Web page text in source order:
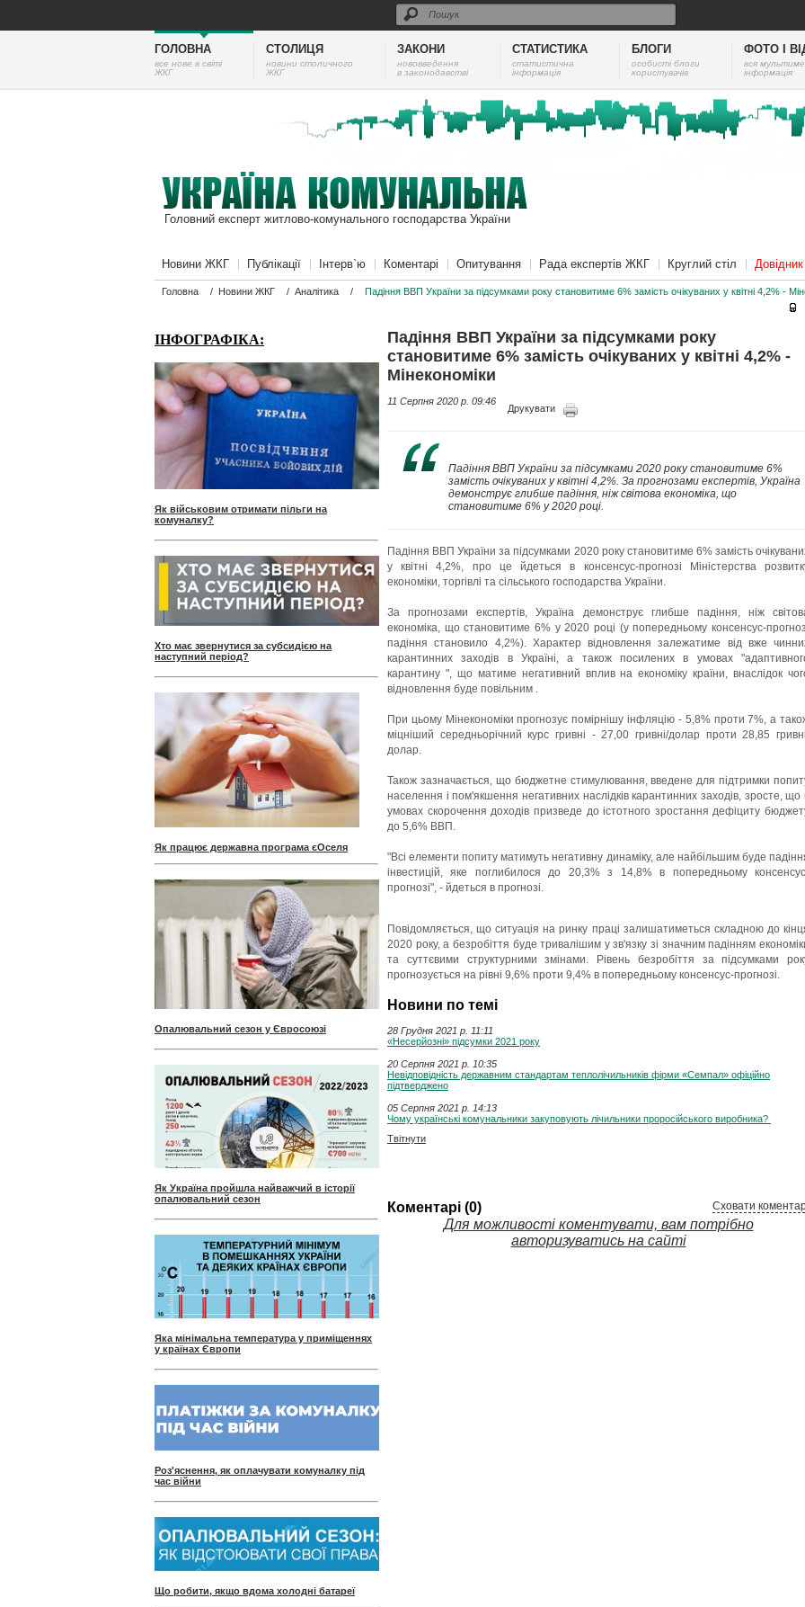
ГОЛОВНА
все нове в світі
ЖКГ
СТОЛИЦЯ
новини столичного
ЖКГ
ЗАКОНИ
нововведення
в законодавстві
СТАТИСТИКА
cтатистична
інформація
БЛОГИ
особисті блоги
користувачів
ФОТО І
вся
інформація
Головний експерт житлово-комунального господарства України
Новини ЖКГ Публікації Інтерв`ю Коментарі Опитування Рада експертів ЖКГ Круглий стіл
Головна / Новини ЖКГ / Аналітика /
Падіння ВВП України за підсумками року становитиме 6% замість очікуваних у квітні 4,2% -
ІНФОГРАФІКА:
Як військовим отримати пільги на
комуналку?
Хто має звернутися за субсидією на
наступний період?
Як працює державна програма єОселя
Опалювальний сезон у Євросоюзі
Як Україна пройшла найважчий в історії
опалювальний сезон
Яка мінімальна температура у приміщеннях
у країнах Європи
Роз'яснення, як оплачувати комуналку під
час війни
Що робити, якщо вдома холодні батареї
Падіння ВВП України за підсумками року
становитиме 6% замість очікуваних у квітні 4,2% -
Мінекономіки
11 Серпня 2020 p. 09:46
Друкувати
Падіння ВВП України за підсумками 2020 року становитиме 6%
замість очікуваних у квітні 4,2%. За прогнозами експертів, Україна
демонструє глибше падіння, ніж світова економіка, що
становитиме 6% у 2020 році.
Падіння ВВП України за підсумками 2020 року становитиме 6% замість
у квітні 4,2%, про це йдеться в консенсус-прогнозі Міністерства
економіки, торгівлі та сільського господарства України.
За прогнозами експертів, Україна демонструє глибше падіння, ніж
економіка, що становитиме 6% у 2020 році (у попередньому консенсус-
падіння становило 4,2%). Характер відновлення залежатиме від вже
карантинних заходів в Україні, а також посилених в умовах
карантину ", що матиме негативний вплив на економіку країни, внаслідок
відновлення буде повільним .
При цьому Мінекономіки прогнозує помірнішу інфляцію - 5,8% проти 7%, а
міцніший середньорічний курс гривні - 27,00 гривні/долар проти 28,85
долар.
Також зазначається, що бюджетне стимулювання, введене для підтримки
населення і пом'якшення негативних наслідків карантинних заходів, зросте, що
умовах скорочення доходів призведе до істотного зростання дефіциту
до 5,6% ВВП.
"Всі елементи попиту матимуть негативну динаміку, але найбільшим буде
інвестицій, яке поглибилося до 20,3% з 14,8% в попередньому
прогнозі", - йдеться в прогнозі.
Повідомляється, що ситуація на ринку праці залишатиметься складною до
2020 року, а безробіття буде тривалішим у зв'язку зі значним падінням
та суттєвими структурними змінами. Рівень безробіття за підсумками
прогнозується на рівні 9,6% проти 9,4% в попередньому консенсус-прогнозі.
Новини по темі
28 Грудня 2021 p. 11:11
«Несерйозні» підсумки 2021 року
20 Серпня 2021 p. 10:35
Невідповідність державним стандартам теплолічильників фірми «Семпал» офіційно
підтверджено
05 Серпня 2021 p. 14:13
Чому українські комунальники закуповують лічильники проросійського виробника?
Твітнути
Коментарі (0) Сховати
Для можливості коментувати, вам потрібно
авторизуватись на сайті